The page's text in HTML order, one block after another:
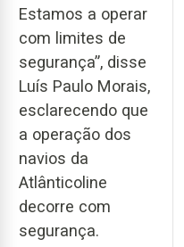
Estamos a operar
com limites de
segurança”, disse
Luís Paulo Morais,
esclarecendo que
a operação dos
navios da
Atlânticoline
decorre com
segurança.